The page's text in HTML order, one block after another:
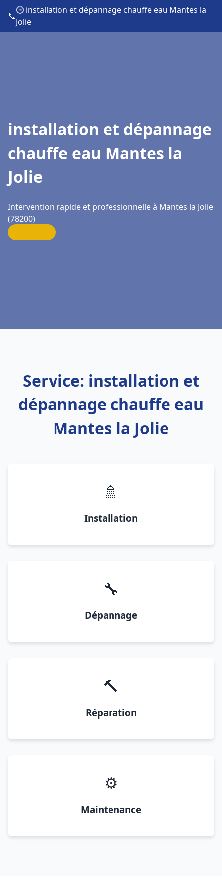
📞
🕒 installation et dépannage chauffe eau Mantes la
Jolie
installation et dépannage
chauffe eau Mantes la
Jolie
Intervention rapide et professionnelle à Mantes la Jolie
(78200)
Service: installation et
dépannage chauffe eau
Mantes la Jolie
🚿
Installation
🔧
Dépannage
🔨
Réparation
⚙️
Maintenance